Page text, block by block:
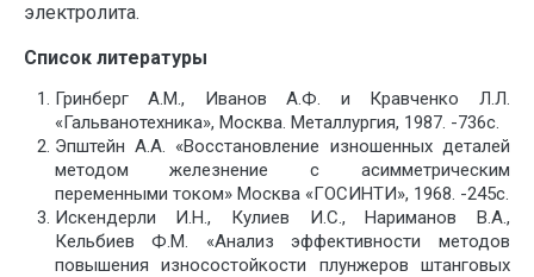
электролита.
Список литературы
Гринберг А.М., Иванов А.Ф. и Кравченко Л.Л.
«Гальванотехника», Москва. Металлургия, 1987. -736с.
Эпштейн А.А. «Восстановление изношенных деталей
методом железнение с асимметрическим
переменными током» Москва «ГОСИНТИ», 1968. -245с.
Искендерли И.Н., Кулиев И.С., Нариманов В.А.,
Кельбиев Ф.М. «Анализ эффективности методов
повышения износостойкости плунжеров штанговых